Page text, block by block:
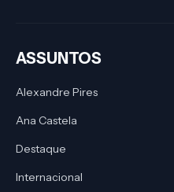
ASSUNTOS
Alexandre Pires
Ana Castela
Destaque
Internacional